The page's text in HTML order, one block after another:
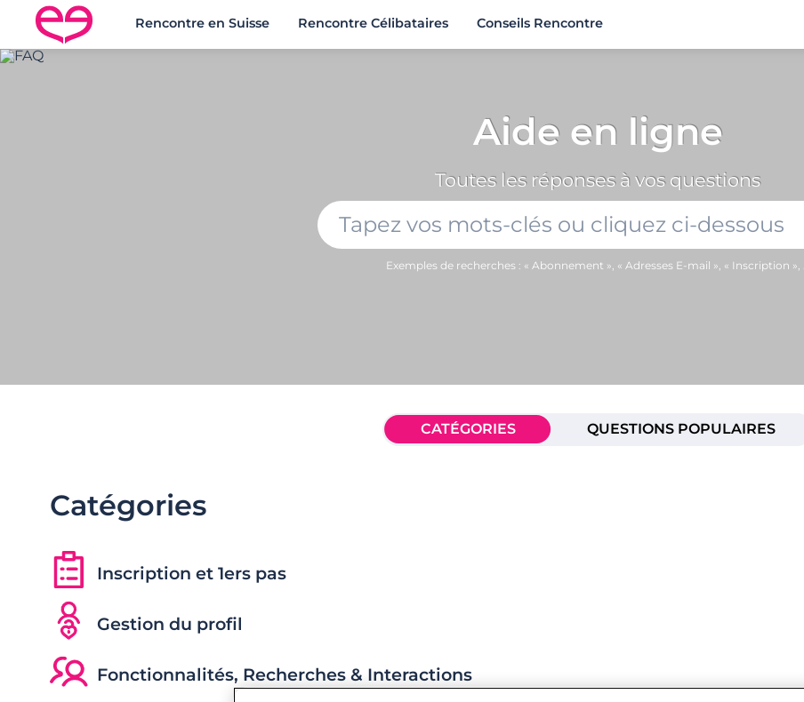
Rencontre en Suisse Rencontre Célibataires Conseils Rencontre
Aide en ligne
Toutes les réponses à vos questions
Exemples de recherches : « Abonnement », « Adresses E-mail », « Inscription », …
CATÉGORIES QUESTIONS POPULAIRES
Catégories
Inscription et 1ers pas
Gestion du profil
Fonctionnalités, Recherches & Interactions